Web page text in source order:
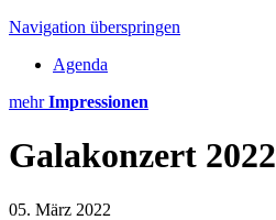
Navigation überspringen
Agenda
mehrImpressionen
Galakonzert 2022
05. März 2022